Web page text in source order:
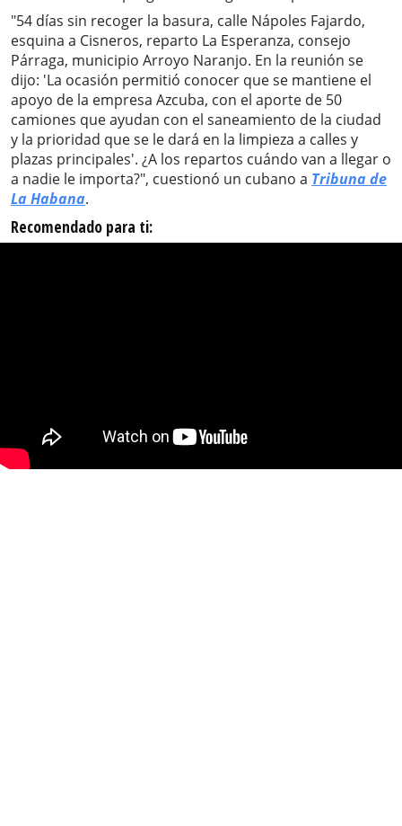
"54 días sin recoger la basura, calle Nápoles Fajardo,
esquina a Cisneros, reparto La Esperanza, consejo
Párraga, municipio Arroyo Naranjo. En la reunión se
dijo: 'La ocasión permitió conocer que se mantiene el
apoyo de la empresa Azcuba, con el aporte de 50
camiones que ayudan con el saneamiento de la ciudad
y la prioridad que se le dará en la limpieza a calles y
plazas principales'. ¿A los repartos cuándo van a llegar o
a nadie le importa?", cuestionó un cubano a Tribuna de
La Habana.
Recomendado para ti: